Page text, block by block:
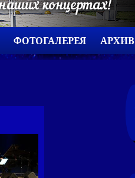
ФОТОГАЛЕРЕЯ АРХИВ